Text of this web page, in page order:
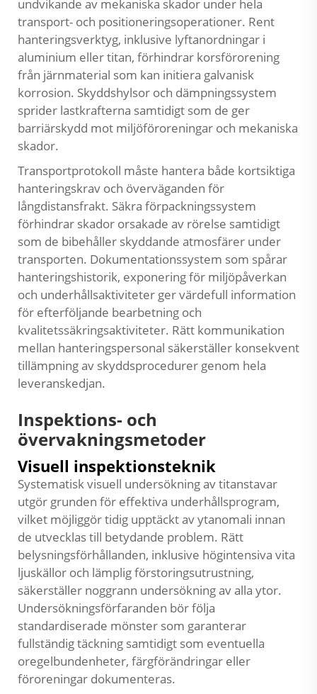
undvikande av mekaniska skador under hela
transport- och positioneringsoperationer. Rent
hanteringsverktyg, inklusive lyftanordningar i
aluminium eller titan, förhindrar korsförorening
från järnmaterial som kan initiera galvanisk
korrosion. Skyddshylsor och dämpningssystem
sprider lastkrafterna samtidigt som de ger
barriärskydd mot miljöföroreningar och mekaniska
skador.
Transportprotokoll måste hantera både kortsiktiga
hanteringskrav och överväganden för
långdistansfrakt. Säkra förpackningssystem
förhindrar skador orsakade av rörelse samtidigt
som de bibehåller skyddande atmosfärer under
transporten. Dokumentationssystem som spårar
hanteringshistorik, exponering för miljöpåverkan
och underhållsaktiviteter ger värdefull information
för efterföljande bearbetning och
kvalitetssäkringsaktiviteter. Rätt kommunikation
mellan hanteringspersonal säkerställer konsekvent
tillämpning av skyddsprocedurer genom hela
leveranskedjan.
Inspektions- och
övervakningsmetoder
Visuell inspektionsteknik
Systematisk visuell undersökning av titanstavar
utgör grunden för effektiva underhållsprogram,
vilket möjliggör tidig upptäckt av ytanomali innan
de utvecklas till betydande problem. Rätt
belysningsförhållanden, inklusive högintensiva vita
ljuskällor och lämplig förstoringsutrustning,
säkerställer noggrann undersökning av alla ytor.
Undersökningsförfaranden bör följa
standardiserade mönster som garanterar
fullständig täckning samtidigt som eventuella
oregelbundenheter, färgförändringar eller
föroreningar dokumenteras.